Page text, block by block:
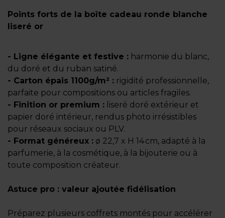
Points forts de la boîte cadeau ronde blanche
liseré or
- Ligne élégante et festive : harmonie du blanc,
du doré et du ruban satiné.
- Carton épais 1100g/m² : rigidité professionnelle,
parfaite pour compositions ou articles fragiles.
- Finition or premium : liseré doré extérieur et
papier doré intérieur, rendus photo irrésistibles
pour réseaux sociaux ou PLV.
- Format généreux : ø 22,7 x H 14 cm, adapté à la
parfumerie, à la cosmétique, à la bijouterie ou à
toute composition créateur.
Astuce pro : valeur ajoutée fidélisation
Préparez plusieurs coffrets montés pour accélérer